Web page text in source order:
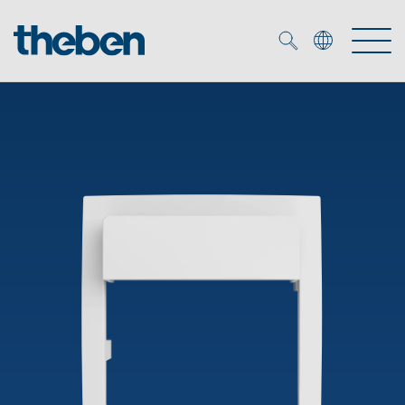
KNX
Smart Home
Détecteurs de présence et de mouvement
Spots LED
Solutions OEM
Références
Solutions
Commande d'éclairage DALI-2
Médiathèque
Entreprise